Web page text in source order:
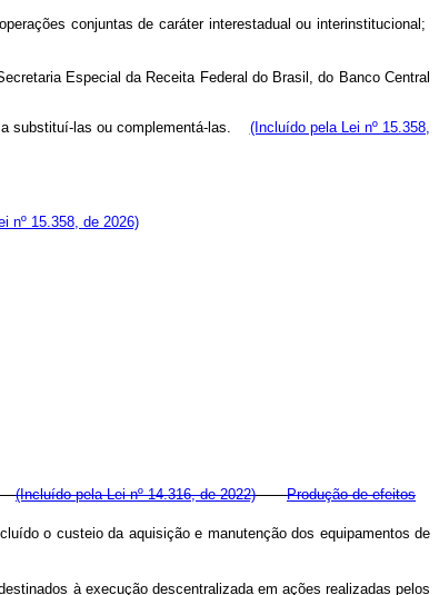
conjuntas de caráter interestadual ou interinstitucional;
Especial da Receita Federal do Brasil, do Banco Central
a substituí-las ou complementá-las. (Incluído pela Lei nº 15.358,
nº 15.358, de 2026)
(Incluído pela Lei nº 14.316, de 2022) Produção de efeitos
o custeio da aquisição e manutenção dos equipamentos de
à execução descentralizada em ações realizadas pelos